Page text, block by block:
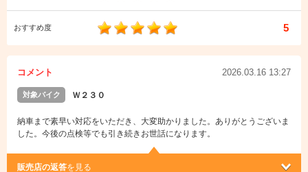
おすすめ度 5
コメント 2026.03.16 13:27
対象バイク Ｗ２３０
納車まで素早い対応をいただき、大変助かりました。ありがとうございま
した。今後の点検等でも引き続きお世話になります。
販売店の返答を見る